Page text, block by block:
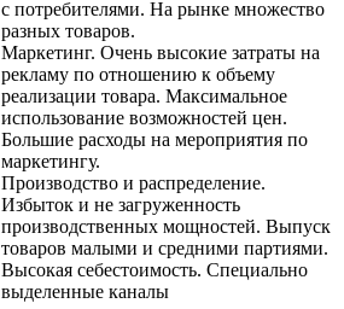
с потребителями. На рынке множество
разных товаров.
Маркетинг. Очень высокие затраты на
рекламу по отношению к объему
реализации товара. Максимальное
использование возможностей цен.
Большие расходы на мероприятия по
маркетингу.
Производство и распределение.
Избыток и не загруженность
производственных мощностей. Выпуск
товаров малыми и средними партиями.
Высокая себестоимость. Специально
выделенные каналы